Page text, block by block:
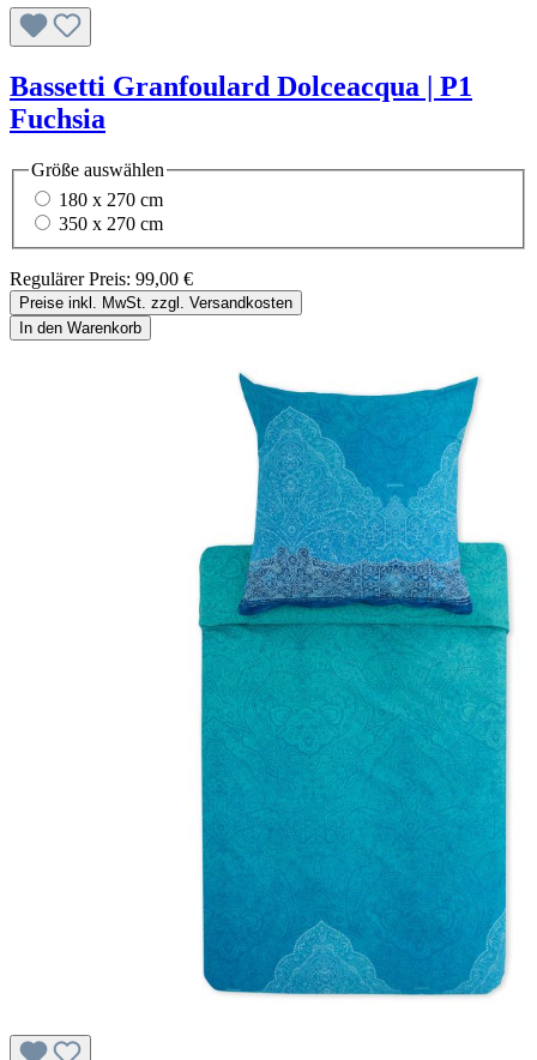
Bassetti Granfoulard Dolceacqua | P1
Fuchsia
Größe auswählen
180 x 270 cm
350 x 270 cm
Regulärer Preis: 99,00 €
Preise inkl. MwSt. zzgl. Versandkosten
In den Warenkorb